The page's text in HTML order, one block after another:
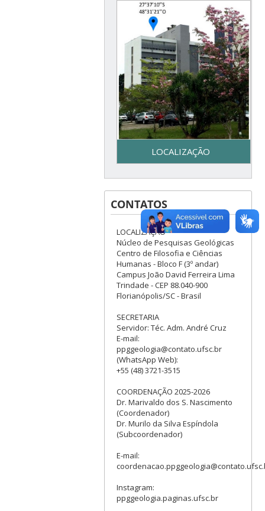
LOCALIZAÇÃO
Secretaria do Programa de
Pós-Graduação em Geologia
– UFSC - Centro de Filosofia e
Ciências Humanas - Bloco F –
3º piso - Campus Reitor João
David Ferreira Lima - Trindade
– Florianópolis, SC
CONTATOS
LOCALIZAÇÃO
Núcleo de Pesquisas Geológicas
Centro de Filosofia e Ciências
Humanas - Bloco F (3º andar)
Campus João David Ferreira Lima
Trindade - CEP 88.040-900
Florianópolis/SC - Brasil
SECRETARIA
Servidor: Téc. Adm. André Cruz
E-mail:
ppggeologia@contato.ufsc.br
(WhatsApp Web):
+55 (48) 3721-3515
COORDENAÇÃO 2025-2026
Dr. Marivaldo dos S. Nascimento
(Coordenador)
Dr. Murilo da Silva Espíndola
(Subcoordenador)
E-mail:
Instagram:
ppggeologia.paginas.ufsc.br